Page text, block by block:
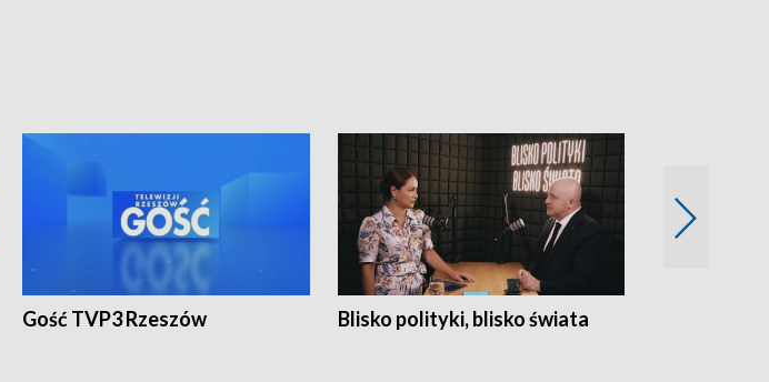
Gość TVP3 Rzeszów Blisko polityki, blisko świata